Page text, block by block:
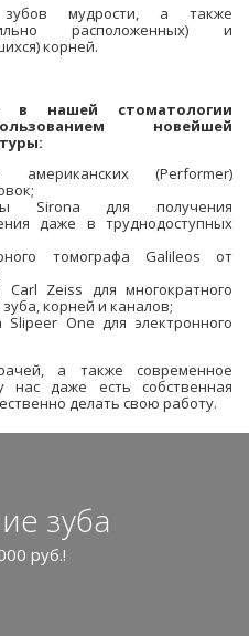
мудрости, а также
расположенных) и
корней.
в нашей стоматологии
новейшей
(Performer)
Sirona для получения
даже в труднодоступных
томографа Galileos от
Carl Zeiss для многократного
корней и каналов;
Slipeer One для электронного
а также современное
даже есть собственная
делать свою работу.
зуба
руб.!